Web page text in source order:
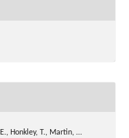
Honkley, T., Martin, …